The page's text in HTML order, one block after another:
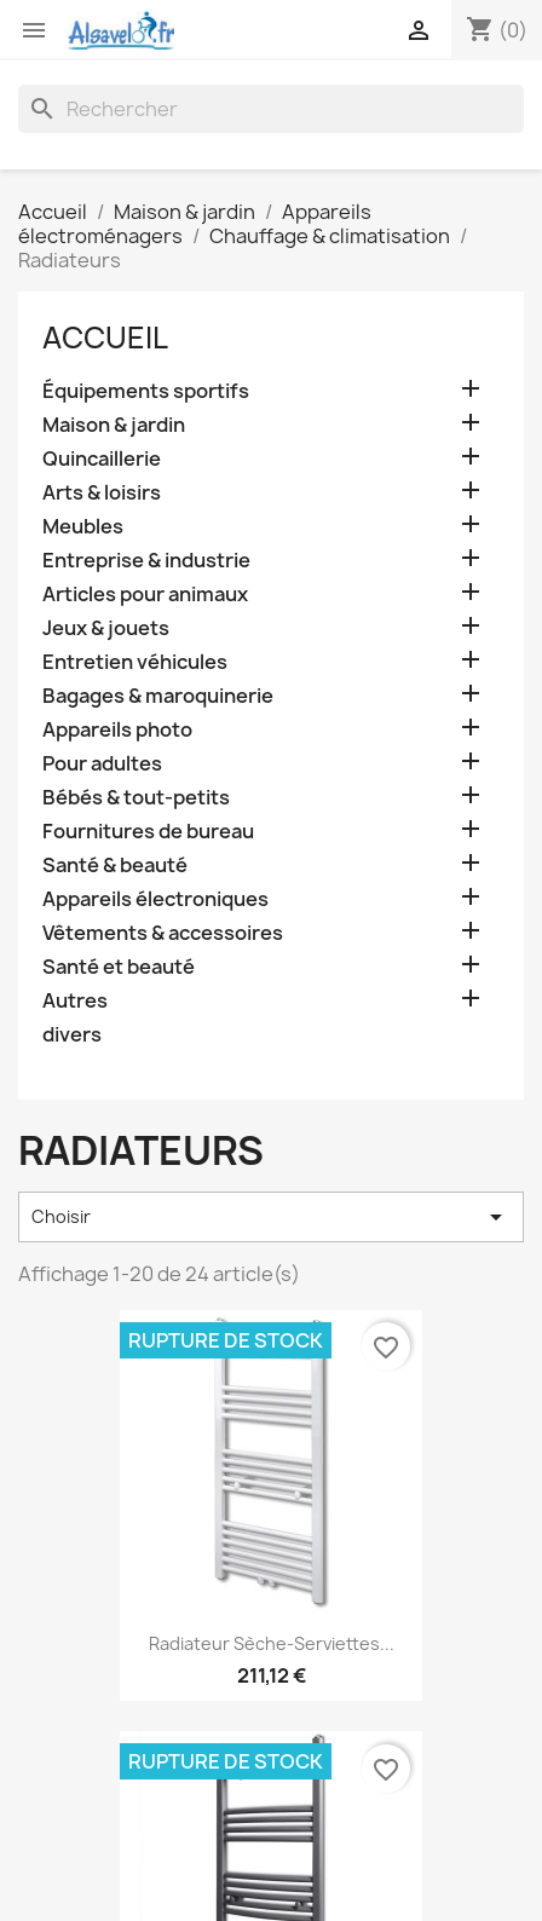
 shopping_cart (0)

search
Accueil Maison & jardin
Appareils
électroménagers
Chauffage & climatisation
Radiateurs
ACCUEIL
Équipements sportifs 
Maison & jardin 
Quincaillerie 
Arts & loisirs 
Meubles 
Entreprise & industrie 
Articles pour animaux 
Jeux & jouets 
Entretien véhicules 
Bagages & maroquinerie 
Appareils photo 
Pour adultes 
Bébés & tout-petits 
Fournitures de bureau 
Santé & beauté 
Appareils électroniques 
Vêtements & accessoires 
Santé et beauté 
Autres 
divers
RADIATEURS
Choisir 
Affichage 1-20 de 24 article(s)
Radiateur Sèche-Serviettes...
211,12 €
RUPTURE DE STOCK favorite_border
RUPTURE DE STOCK favorite_border